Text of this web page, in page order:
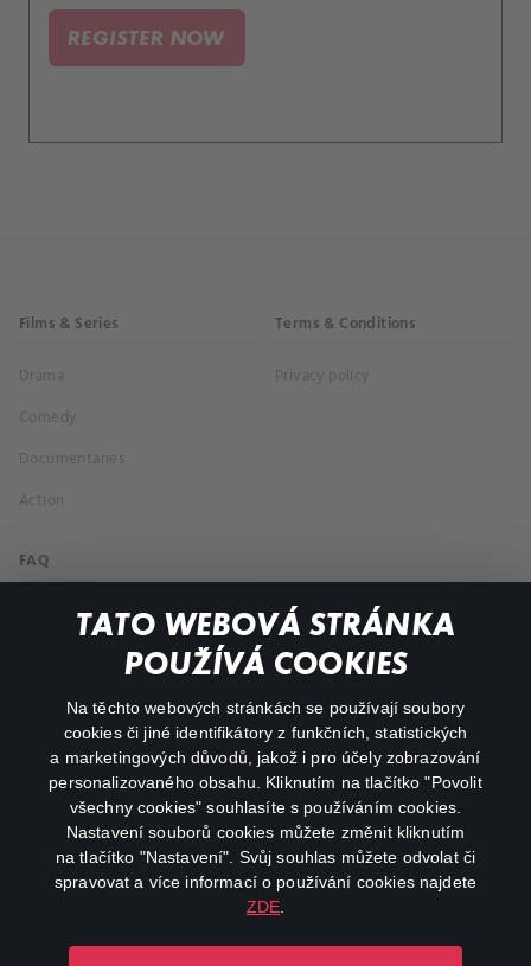
TATO WEBOVÁ STRÁNKA
POUŽÍVÁ COOKIES
Na těchto webových stránkách se používají soubory
cookies či jiné identifikátory z funkčních, statistických
a marketingových důvodů, jakož i pro účely zobrazování
personalizovaného obsahu. Kliknutím na tlačítko "Povolit
všechny cookies" souhlasíte s používáním cookies.
Nastavení souborů cookies můžete změnit kliknutím
na tlačítko "Nastavení". Svůj souhlas můžete odvolat či
spravovat a více informací o používání cookies najdete
ZDE
REGISTER NOW
Films & Series
Drama
Comedy
Documentaries
Action
Terms & Conditions
Privacy policy
FAQ
My profile
facebookinstagram
youtube